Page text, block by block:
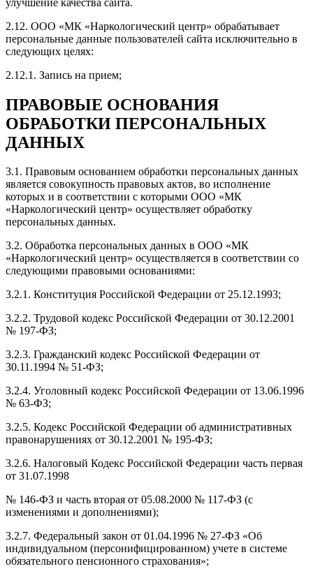
2.12. ООО «МК «Наркологический центр» обрабатывает
персональные данные пользователей сайта исключительно в
следующих целях:
2.12.1. Запись на прием;
ПРАВОВЫЕ ОСНОВАНИЯ
ОБРАБОТКИ ПЕРСОНАЛЬНЫХ
ДАННЫХ
3.1. Правовым основанием обработки персональных данных
является совокупность правовых актов, во исполнение
которых и в соответствии с которыми ООО «МК
«Наркологический центр» осуществляет обработку
персональных данных.
3.2. Обработка персональных данных в ООО «МК
«Наркологический центр» осуществляется в соответствии со
следующими правовыми основаниями:
3.2.1. Конституция Российской Федерации от 25.12.1993;
3.2.2. Трудовой кодекс Российской Федерации от 30.12.2001
№ 197-ФЗ;
3.2.3. Гражданский кодекс Российской Федерации от
30.11.1994 № 51-ФЗ;
3.2.4. Уголовный кодекс Российской Федерации от 13.06.1996
№ 63-ФЗ;
3.2.5. Кодекс Российской Федерации об административных
правонарушениях от 30.12.2001 № 195-ФЗ;
3.2.6. Налоговый Кодекс Российской Федерации часть первая
от 31.07.1998
№ 146-ФЗ и часть вторая от 05.08.2000 № 117-ФЗ (с
изменениями и дополнениями);
3.2.7. Федеральный закон от 01.04.1996 № 27-ФЗ «Об
индивидуальном (персонифицированном) учете в системе
обязательного пенсионного страхования»;